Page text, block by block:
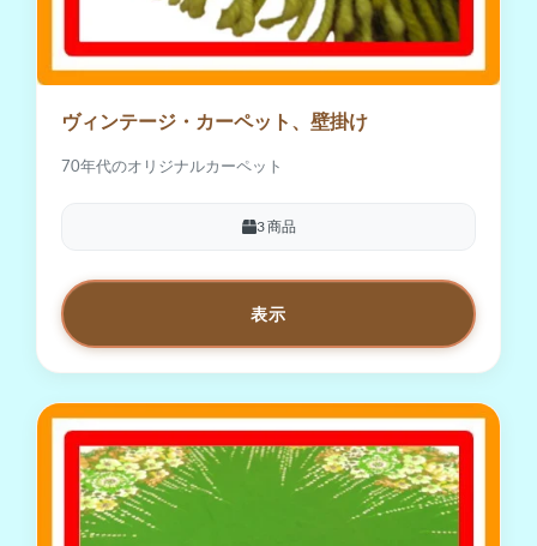
ヴィンテージ・カーペット、壁掛け
70年代のオリジナルカーペット
3 商品
表示